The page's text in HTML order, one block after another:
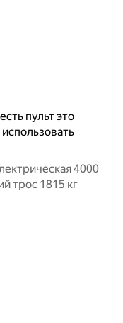
пульт это
4000
трос 1815 кг